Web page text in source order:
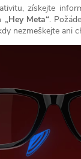
získejte
„Hey Meta“.
nezmeškejte ani